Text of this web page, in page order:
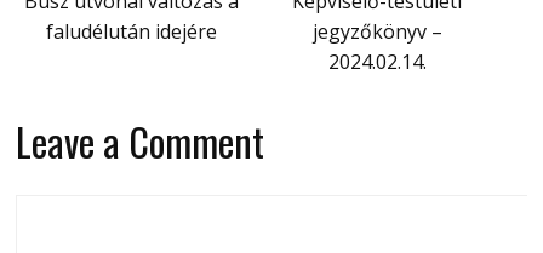
faludélután idejére
jegyzőkönyv –
2024.02.14.
Leave a Comment